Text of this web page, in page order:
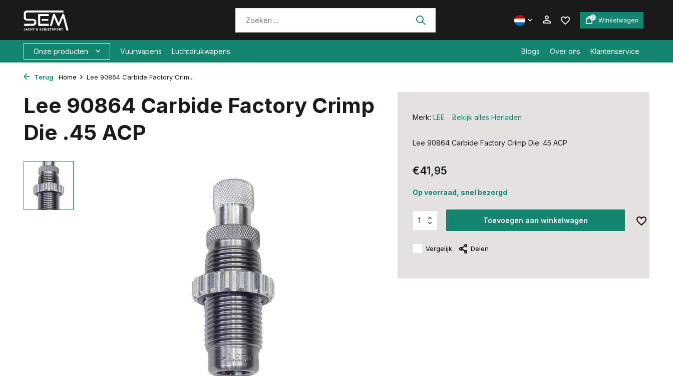
0 Winkelwagen
Onze producten Vuurwapens Luchtdrukwapens Blogs Over ons Klantenservice
Terug Home Lee 90864 Carbide Factory Crim...
Lee 90864 Carbide Factory Crimp
Die .45 ACP
Merk: LEE Bekijk alles Herladen
Lee 90864 Carbide Factory Crimp Die .45 ACP
€41,95
Op voorraad, snel bezorgd
Toevoegen aan winkelwagen
Vergelijk Delen